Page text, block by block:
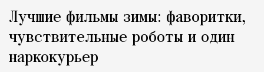
Лучшие фильмы зимы: фаворитки,
чувствительные роботы и один
наркокурьер